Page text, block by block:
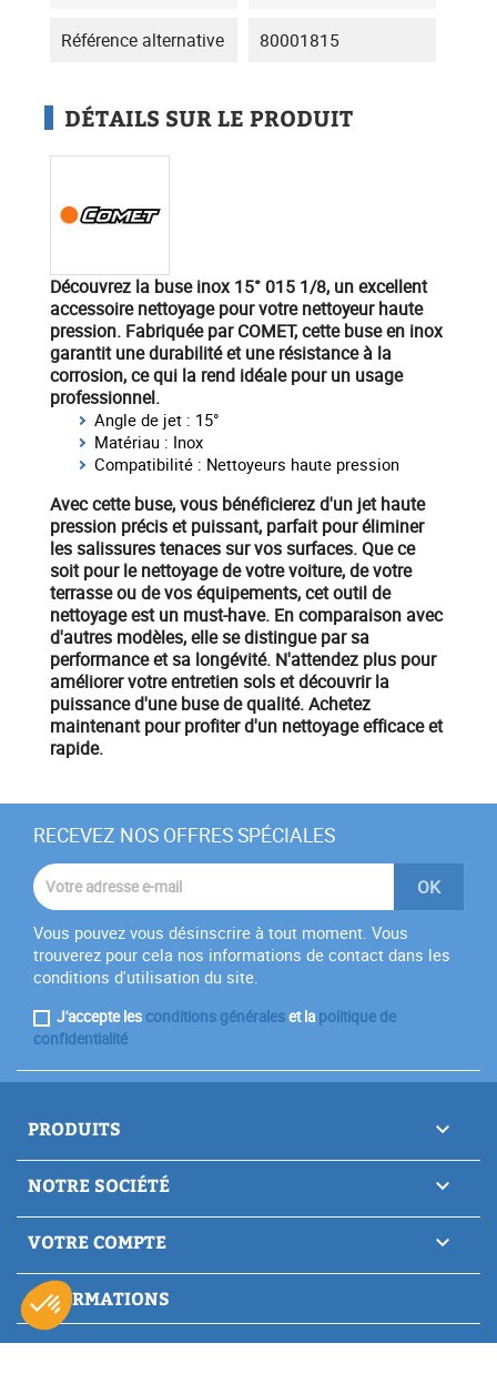
Référence alternative 80001815
DÉTAILS SUR LE PRODUIT
Découvrez la buse inox 15° 015 1/8, un excellent
accessoire nettoyagepour votre nettoyeur haute
pression. Fabriquée parCOMET, cette buse en inox
garantit une durabilité et une résistance à la
corrosion, ce qui la rend idéale pour un usage
professionnel.
Angle de jet : 15°
Matériau : Inox
Compatibilité : Nettoyeurs haute pression
Avec cette buse, vous bénéficierez d'un jet haute
pression précis et puissant, parfait pour éliminer
les salissures tenaces sur vos surfaces. Que ce
soit pour le nettoyage de votre voiture, de votre
terrasse ou de vos équipements, cet outil de
nettoyage est un must-have. En comparaison avec
d'autres modèles, elle se distingue par sa
performance et sa longévité. N'attendez plus pour
améliorer votreentretien solset découvrir la
puissance d'une buse de qualité.Achetez
maintenantpour profiter d'un nettoyage efficace et
rapide.
RECEVEZ NOS OFFRES SPÉCIALES
Vous pouvez vous désinscrire à tout moment. Vous
trouverez pour cela nos informations de contact dans les
conditions d'utilisation du site.
J'accepte les conditions généraleset lapolitique de
confidentialité
PRODUITS 
NOTRE SOCIÉTÉ 
VOTRE COMPTE 
INFORMATIONS